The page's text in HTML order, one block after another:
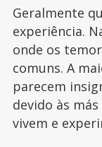
Geralmente
experiência.
onde os
comuns. A
parecem
devido às
vivem e